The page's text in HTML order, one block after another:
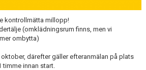
kontrollmätta millopp!
(omklädningsrum finns, men vi
ombytta)
därefter gäller efteranmälan på plats
innan start.